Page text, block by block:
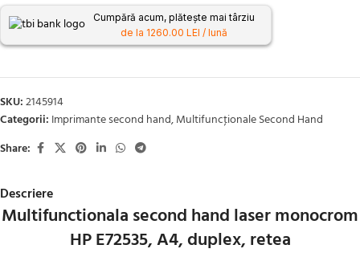
Cumpără acum, plătește mai târziu
de la 1260.00 LEI / lună
SKU:2145914
Categorii: Imprimante second hand,Multifuncţionale Second Hand
Share:
Descriere
Multifunctionala second hand laser monocrom
HP E72535, A4, duplex, retea